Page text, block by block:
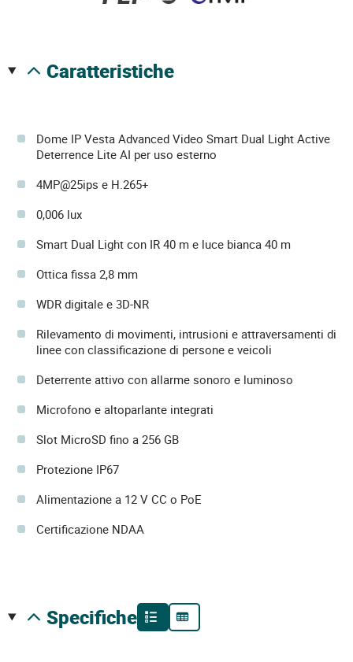
caratteristiche
Dome IP Vesta Advanced Video Smart Dual Light Active
Deterrence Lite AI per uso esterno
4MP@25ips e H.265+
0,006 lux
Smart Dual Light con IR 40 m e luce bianca 40 m
Ottica fissa 2,8 mm
WDR digitale e 3D-NR
Rilevamento di movimenti, intrusioni e attraversamenti di
linee con classificazione di persone e veicoli
Deterrente attivo con allarme sonoro e luminoso
Microfono e altoparlante integrati
Slot MicroSD fino a 256 GB
Protezione IP67
Alimentazione a 12 V CC o PoE
Certificazione NDAA
specifiche